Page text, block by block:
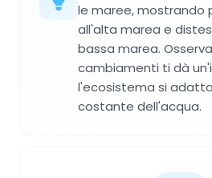
le maree, mostrando
all'alta marea e
bassa marea.
cambiamenti ti dà
l'ecosistema si
costante dell'acqua.